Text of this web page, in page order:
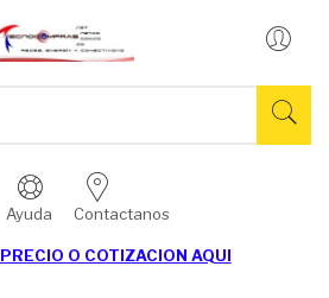
Ayuda Contactanos
PRECIO O COTIZACION AQUI